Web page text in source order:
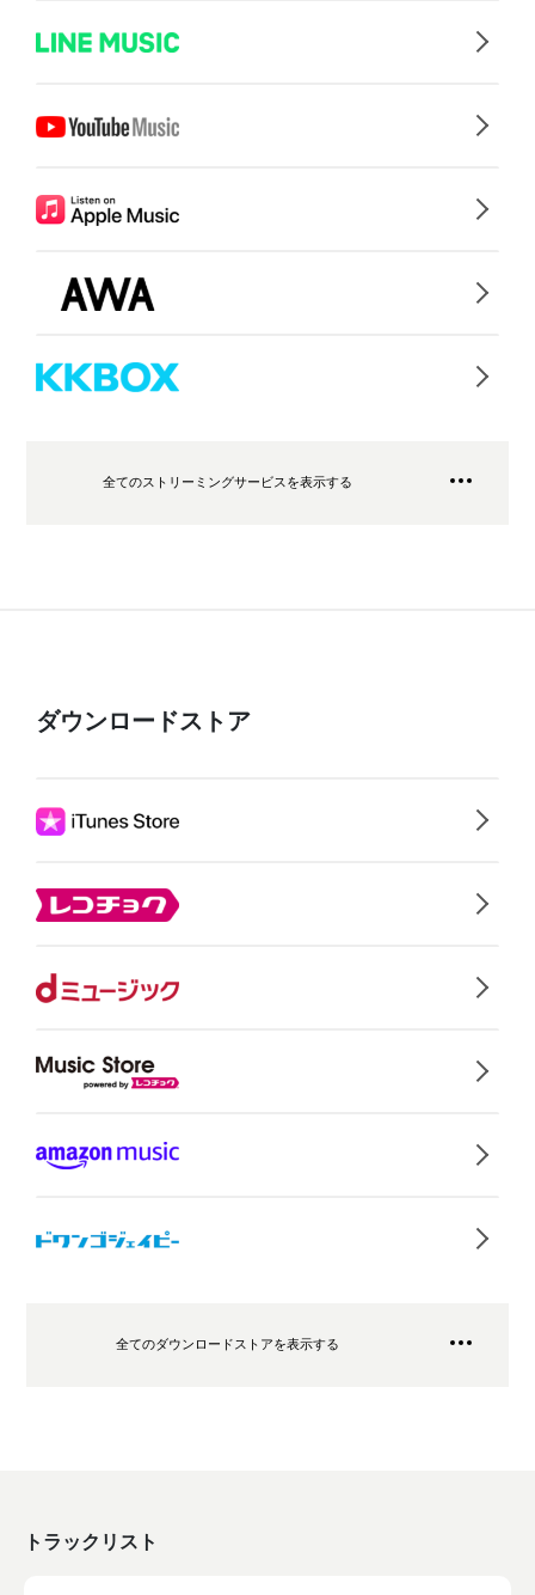
全てのストリーミングサービスを表示する
ダウンロードストア
全てのダウンロードストアを表示する
トラックリスト